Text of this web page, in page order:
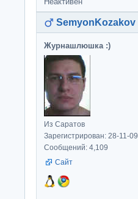
SemyonKozakov
Журнашлюшка :)
Из Саратов
Зарегистрирован: 28-11-09
Сообщений: 4,109
Сайт